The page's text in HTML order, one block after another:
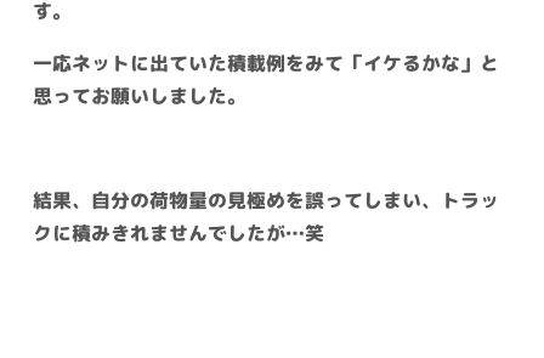
す。
一応ネットに出ていた積載例をみて「イケるかな」と
思ってお願いしました。
結果、自分の荷物量の見極めを誤ってしまい、トラッ
クに積みきれませんでしたが…笑